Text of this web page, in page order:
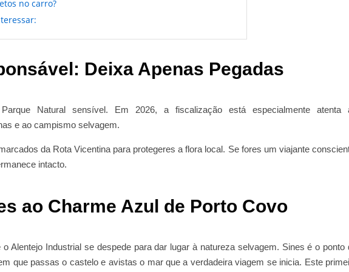
no carro?
Deixa Apenas Pegadas
Natural sensível. Em 2026, a fiscalização está especialmente atenta
e ao campismo selvagem.
da Rota Vicentina para protegeres a flora local. Se fores um viajante
intacto.
ao Charme Azul de Porto Covo
Alentejo Industrial se despede para dar lugar à natureza selvagem. Sines é o ponto
que passas o castelo e avistas o mar que a verdadeira viagem se inicia. Este